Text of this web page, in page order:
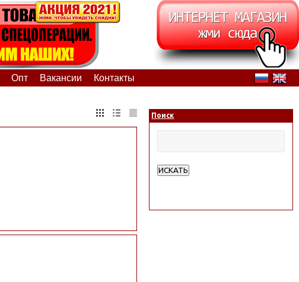
Опт Вакансии Контакты
Поиск
ИСКАТЬ